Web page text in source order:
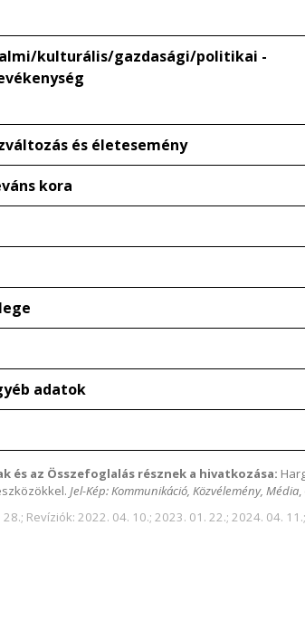
kulturális/gazdasági/politikai -
és életesemény
kora
adatok
és az Összefoglalás résznek a hivatkozása:
Jel-Kép: Kommunikáció, Közvélemény, Média,
Revíziók: 2022. 04. 10.; 2023. 01. 22.; 2024. 04.